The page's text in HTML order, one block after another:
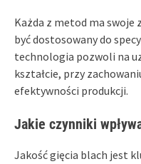
Każda z metod ma swoje
być dostosowany do
technologia pozwoli na
kształcie, przy
efektywności produkcji.
Jakie czynniki
Jakość gięcia blach jest